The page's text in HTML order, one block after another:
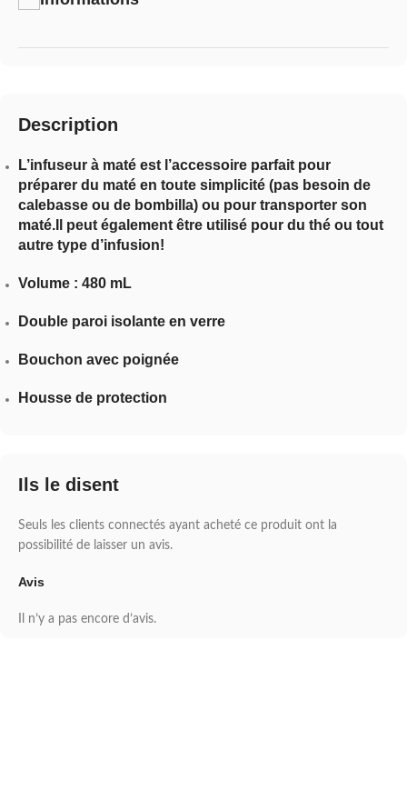
Description
L’infuseur à maté est l’accessoire parfait pour
préparer du maté en toute simplicité (pas besoin de
calebasse ou de bombilla) ou pour transporter son
maté.Il peut également être utilisé pour du thé ou tout
autre type d’infusion!
Volume : 480 mL
Double paroi isolante en verre
Bouchon avec poignée
Housse de protection
Ils le disent
Avis
Il n’y a pas encore d’avis.
Seuls les clients connectés ayant acheté ce produit ont la
possibilité de laisser un avis.